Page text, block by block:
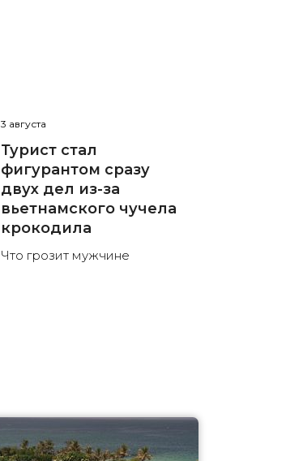
3 августа
Турист стал
фигурантом сразу
двух дел из-за
вьетнамского чучела
крокодила
Что грозит мужчине